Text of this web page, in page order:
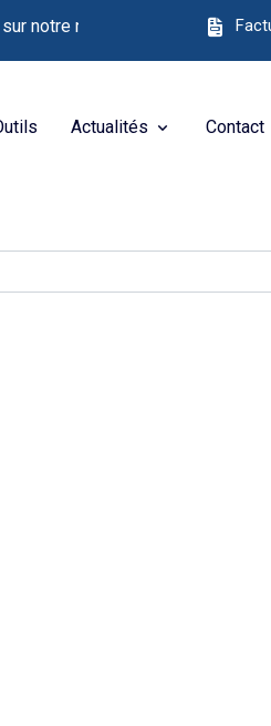
notre nouveau site Internet !
Actualités Contact